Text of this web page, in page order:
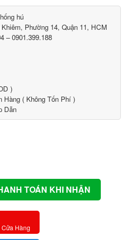
hú
Phường 14, Quận 11, HCM
– 0901.399.188
)
Hàng ( Không Tốn Phí )
Dẫn
TOÁN KHI NHẬN
Hàng